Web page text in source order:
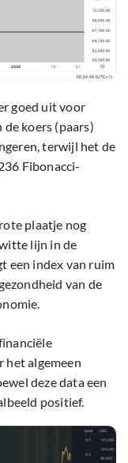
goed uit voor
koers (paars)
terwijl het de
Fibonacci-
plaatje nog
lijn in de
een index van ruim
van de
het algemeen
deze data een
positief.